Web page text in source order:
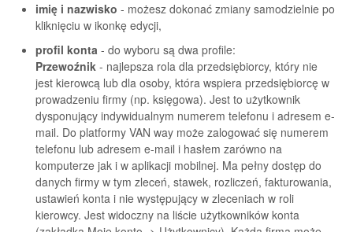
imię i nazwisko - możesz dokonać zmiany samodzielnie po
kliknięciu w ikonkę edycji,
profil konta - do wyboru są dwa profile:
Przewoźnik - najlepsza rola dla przedsiębiorcy, który nie
jest kierowcą lub dla osoby, która wspiera przedsiębiorcę w
prowadzeniu firmy (np. księgowa). Jest to użytkownik
dysponujący indywidualnym numerem telefonu i adresem e-
mail. Do platformy VAN way może zalogować się numerem
telefonu lub adresem e-mail i hasłem zarówno na
komputerze jak i w aplikacji mobilnej. Ma pełny dostęp do
danych firmy w tym zleceń, stawek, rozliczeń, fakturowania,
ustawień konta i nie występujący w zleceniach w roli
kierowcy. Jest widoczny na liście użytkowników konta